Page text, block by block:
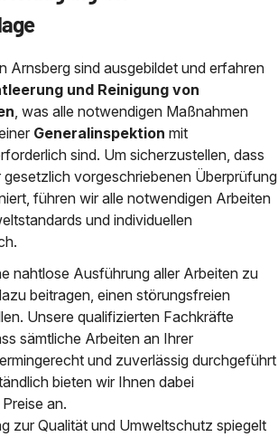
Arnsberg sind ausgebildet und erfahren
und Reinigung von
, was alle notwendigen Maßnahmen
Generalinspektion mit
sind. Um sicherzustellen, dass
gesetzlich vorgeschriebenen Überprüfung
führen wir alle notwendigen Arbeiten
und individuellen
nahtlose Ausführung aller Arbeiten zu
beitragen, einen störungsfreien
Unsere qualifizierten Fachkräfte
sämtliche Arbeiten an Ihrer
und zuverlässig durchgeführt
bieten wir Ihnen dabei
an.
zur Qualität und Umweltschutz spiegelt